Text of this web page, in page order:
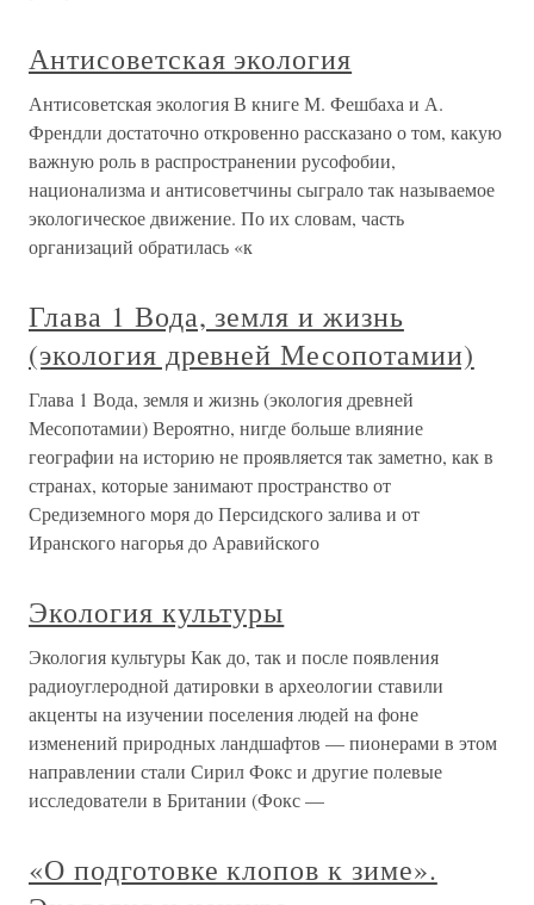
Антисоветская экология
Антисоветская экология В книге М. Фешбаха и А.
Френдли достаточно откровенно рассказано о том, какую
важную роль в распространении русофобии,
национализма и антисоветчины сыграло так называемое
экологическое движение. По их словам, часть
организаций обратилась «к
Глава 1 Вода, земля и жизнь
(экология древней Месопотамии)
Глава 1 Вода, земля и жизнь (экология древней
Месопотамии) Вероятно, нигде больше влияние
географии на историю не проявляется так заметно, как в
странах, которые занимают пространство от
Средиземного моря до Персидского залива и от
Иранского нагорья до Аравийского
Экология культуры
Экология культуры Как до, так и после появления
радиоуглеродной датировки в археологии ставили
акценты на изучении поселения людей на фоне
изменений природных ландшафтов — пионерами в этом
направлении стали Сирил Фокс и другие полевые
исследователи в Британии (Фокс —
«О подготовке клопов к зиме».